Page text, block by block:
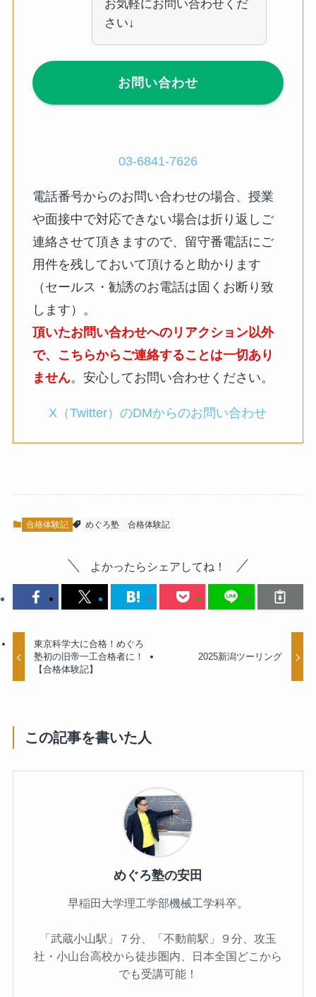
お気軽にお問い合わせくだ
さい↓
お問い合わせ
03-6841-7626
電話番号からのお問い合わせの場合、授業
や面接中で対応できない場合は折り返しご
連絡させて頂きますので、留守番電話にご
用件を残しておいて頂けると助かります
（セールス・勧誘のお電話は固くお断り致
します）。
頂いたお問い合わせへのリアクション以外
で、こちらからご連絡することは一切あり
ません。安心してお問い合わせください。
X（Twitter）のDMからのお問い合わせ
合格体験記 めぐろ塾 合格体験記
よかったらシェアしてね！
東京科学大に合格！めぐろ
塾初の旧帝一工合格者に！
【合格体験記】
2025新潟ツーリング
この記事を書いた人
めぐろ塾の安田
早稲田大学理工学部機械工学科卒。
「武蔵小山駅」７分、「不動前駅」９分、攻玉
社・小山台高校から徒歩圏内、日本全国どこから
でも受講可能！